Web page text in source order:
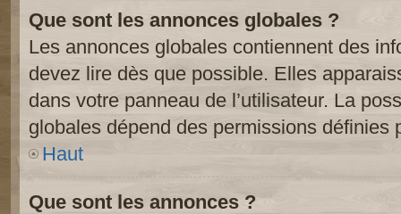
Que sont les annonces globales ?
Les annonces globales contiennent des
devez lire dès que possible. Elles
dans votre panneau de l’utilisateur. La
globales dépend des permissions définies
Haut
Que sont les annonces ?